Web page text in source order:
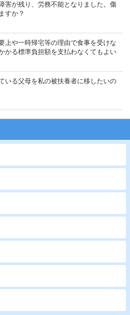
害が残り、労務不能となりました。傷
すか？
上や一時帰宅等の理由で食事を受けな
かる標準負担額を支払わなくてもよい
いる父母を私の被扶養者に移したいの